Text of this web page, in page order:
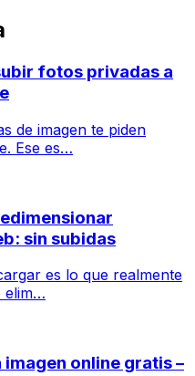
fotos privadas a
de imagen te piden
Ese es…
sin subidas
es lo que realmente
elim…
online gratis –